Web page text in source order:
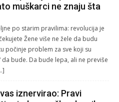
muškarci ne znaju šta
po starim pravilima: revolucija je
Žene više ne žele da budu
počinje problem za sve koji su
da bude. Da bude lepa, ali ne previše
iznervirao: Pravi